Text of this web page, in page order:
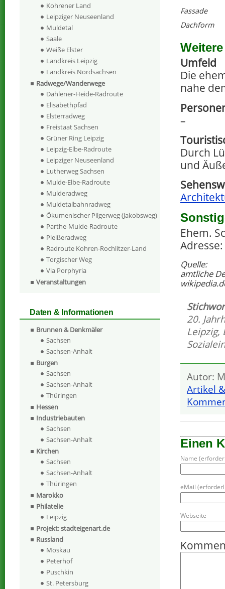
Fassade
Dachform
Umfeld
Die
nahe
–
Durch
und
Ehem.
Quelle:
amtliche
20.
Leipzig,
Autor:
Artikel
Einen
Name
eMail
Webseite
Kohrener Land
Leipziger Neuseenland
Muldetal
Saale
Weiße Elster
Landkreis Leipzig
Landkreis Nordsachsen
Radwege/Wanderwege
Dahlener-Heide-Radroute
Elisabethpfad
Elsterradweg
Freistaat Sachsen
Grüner Ring Leipzig
Leipzig-Elbe-Radroute
Leipziger Neuseenland
Lutherweg Sachsen
Mulde-Elbe-Radroute
Mulderadweg
Muldetalbahnradweg
Ökumenischer Pilgerweg (Jakobsweg)
Parthe-Mulde-Radroute
Pleißeradweg
Radroute Kohren-Rochlitzer-Land
Torgischer Weg
Via Porphyria
Veranstaltungen
Daten & Informationen
Brunnen & Denkmäler
Sachsen
Sachsen-Anhalt
Burgen
Sachsen
Sachsen-Anhalt
Thüringen
Hessen
Industriebauten
Sachsen
Sachsen-Anhalt
Kirchen
Sachsen
Sachsen-Anhalt
Thüringen
Marokko
Philatelie
Leipzig
Projekt: stadteigenart.de
Russland
Moskau
Peterhof
Puschkin
St. Petersburg